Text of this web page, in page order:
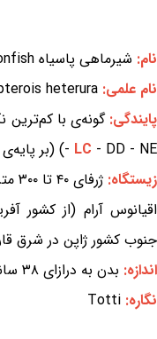
نام: شیرماهی پاسیاه Black-Foot lionfish
نام علمی: heterura
پایندگی:
- LC - DD - NE) (بر پایه‌ی سیاهه‌ی سرخ IUCN)
زیستگاه:
اقیانوس آرام (از کشور
جنوب کشور ژاپن در شرق
اندازه: بدن به درازای ۳۸ سانتی‌متر
نگاره: Totti